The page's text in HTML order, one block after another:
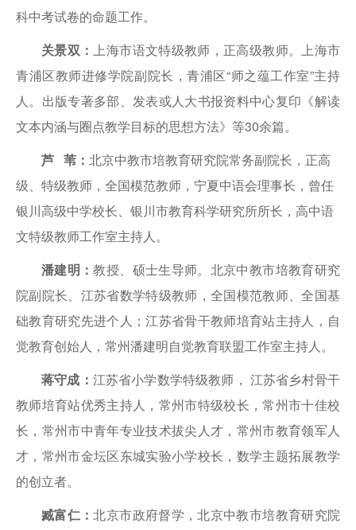
科中考试卷的命题工作。
关景双：上海市语文特级教师，正高级教师。上海市
青浦区教师进修学院副院长，青浦区“师之蕴工作室”主持
人。出版专著多部、发表或人大书报资料中心复印《解读
文本内涵与圈点教学目标的思想方法》等30余篇。
芦 苇： 北京中教市培教育研究院常务副院长，正高
级、特级教师，全国模范教师，宁夏中语会理事长，曾任
银川高级中学校长、银川市教育科学研究所所长，高中语
文特级教师工作室主持人。
潘建明：教授、硕士生导师。北京中教市培教育研究
院副院长、江苏省数学特级教师，全国模范教师、全国基
础教育研究先进个人；江苏省骨干教师培育站主持人，自
觉教育创始人，常州潘建明自觉教育联盟工作室主持人。
蒋守成： 江苏省小学数学特级教师， 江苏省乡村骨干
教师培育站优秀主持人，常州市特级校长，常州市十佳校
长，常州市中青年专业技术拔尖人才，常州市教育领军人
才，常州市金坛区东城实验小学校长，数学主题拓展教学
的创立者。
臧富仁：北京市政府督学，北京中教市培教育研究院